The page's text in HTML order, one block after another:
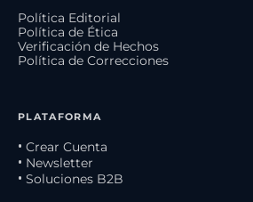
Política Editorial
Política de Ética
Verificación de Hechos
Política de Correcciones
PLATAFORMA
• Crear Cuenta
• Newsletter
• Soluciones B2B